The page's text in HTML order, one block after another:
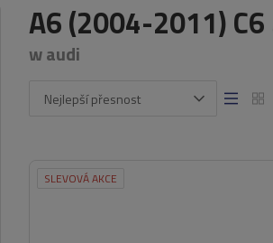
A6 (2004-2011) C6
w audi
Nejlepší přesnost
SLEVOVÁ AKCE